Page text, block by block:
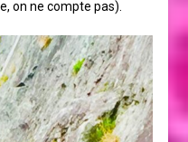
on ne compte pas).